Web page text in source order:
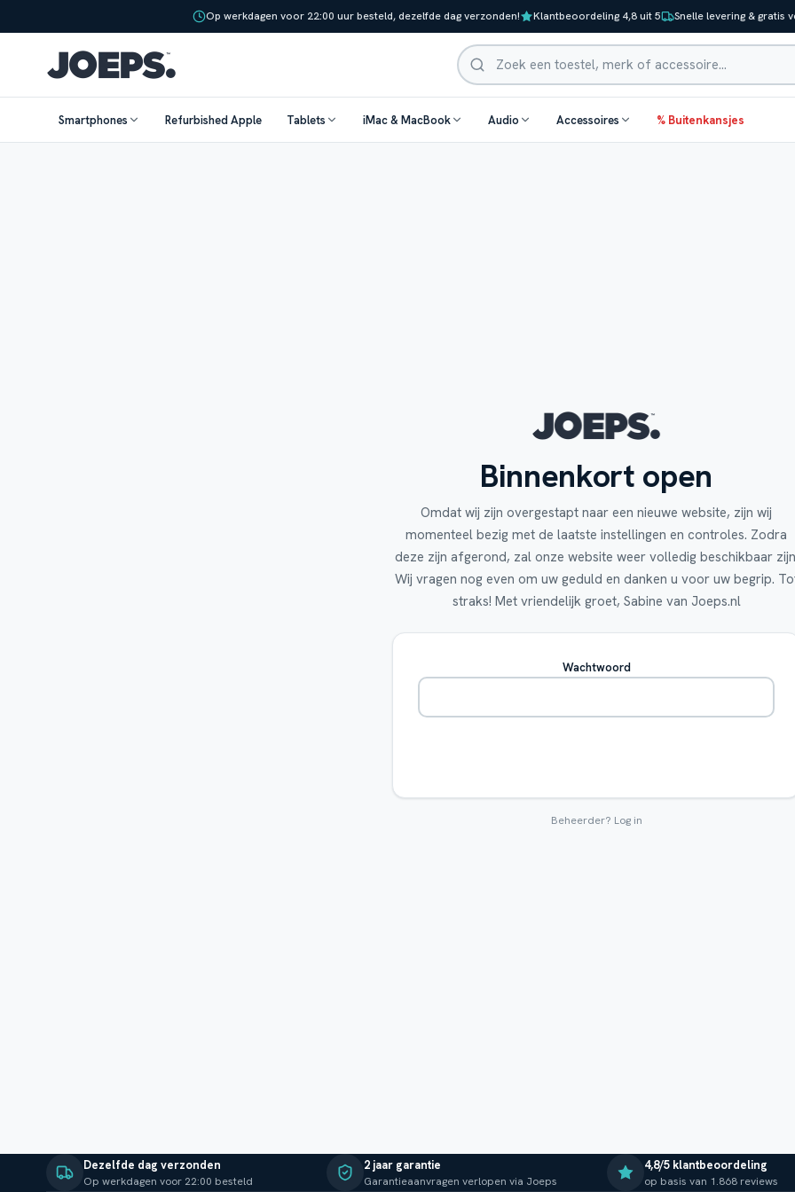
Op werkdagen voor 22:00 uur besteld, dezelfde dag verzonden! Klantbeoordeling 4,8 uit 5 Snelle levering & gratis
Zoeken
Smartphones Refurbished Apple Tablets iMac & MacBook Audio Accessoires % Buitenkansjes
Binnenkort open
Omdat wij zijn overgestapt naar een nieuwe website, zijn wij
momenteel bezig met de laatste instellingen en controles. Zodra
deze zijn afgerond, zal onze website weer volledig beschikbaar
Wij vragen nog even om uw geduld en danken u voor uw begrip.
straks! Met vriendelijk groet, Sabine van Joeps.nl
Wachtwoord
Beheerder? Log in
Dezelfde dag verzonden
Op werkdagen voor 22:00 besteld
2 jaar garantie
Garantieaanvragen verlopen via Joeps
4,8/5 klantbeoordeling
op basis van 1.868 reviews